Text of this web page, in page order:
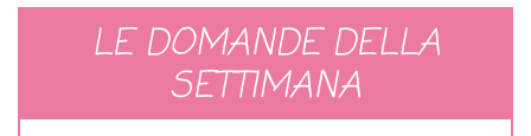
LE DOMANDE DELLA
SETTIMANA